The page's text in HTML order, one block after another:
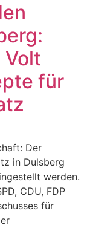
Volt
für
Der
in Dulsberg
werden.
CDU, FDP
für